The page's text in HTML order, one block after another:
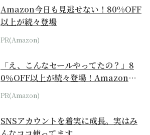
Amazon今日も見逃せない！80%OFF
以上が続々登場
PR(Amazon)
「え、こんなセールやってたの？」8
0％OFF以上が続々登場！Amazonの
本気が...
PR(Amazon)
SNSアカウントを着実に成長。実はみ